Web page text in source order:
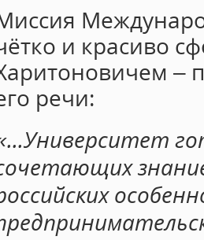
и красиво
–
речи: